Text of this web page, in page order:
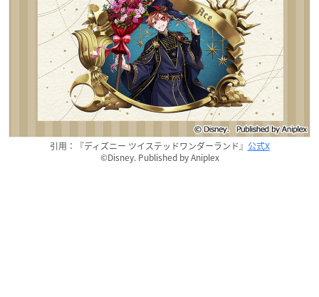
引用：『ディズニー ツイステッドワンダーランド』 公式X
©Disney. Published by Aniplex